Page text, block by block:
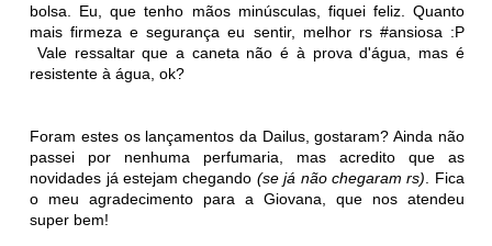
bolsa. Eu, que tenho mãos minúsculas, fiquei feliz. Quanto
mais firmeza e segurança eu sentir, melhor rs #ansiosa :P
Vale ressaltar que a caneta não é à prova d'água, mas é
resistente à água, ok?
Foram estes os lançamentos da Dailus, gostaram? Ainda não
passei por nenhuma perfumaria, mas acredito que as
novidades já estejam chegando (se já não chegaram rs) . Fica
o meu agradecimento para a Giovana, que nos atendeu
super bem!